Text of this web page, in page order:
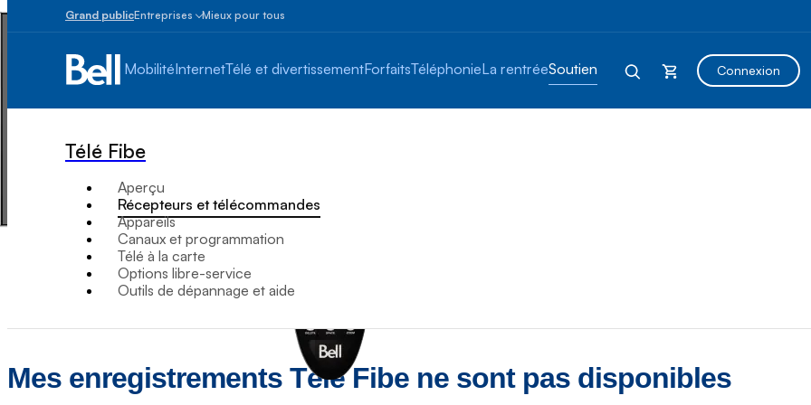
Grand publicEntreprises
entreprises
100
Moyennes
grandes
Plus
de
100
employés
Mieux pour tous
MobilitéInternetTélé et divertissementForfaitsTéléphonieLa rentréeSoutien Connexion
Télé Fibe
Aperçu
Récepteurs et télécommandes
Appareils
Canaux et programmation
Télé à la carte
Options libre-service
Outils de dépannage et aide
Mes enregistrements Télé Fibe ne sont pas disponibles